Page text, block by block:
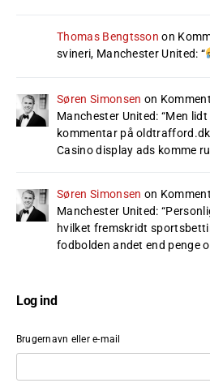
Thomas Bengtsson on
svineri, Manchester United: “
Søren Simonsen on
Manchester United: “Men
kommentar på
Casino display ads komme
Søren Simonsen on
Manchester United: “
hvilket fremskridt
fodbolden andet end penge
Log ind
Brugernavn eller e-mail